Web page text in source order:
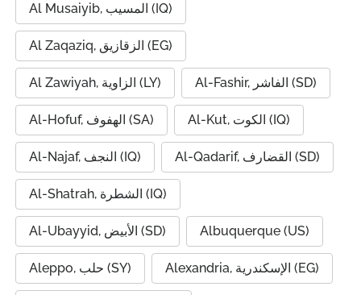
Al Musaiyib, المسيب (IQ)
Al Zaqaziq, الزقازيق (EG)
Al Zawiyah, الزاوية (LY) Al-Fashir, الفاشر (SD)
Al-Hofuf, الهفوف (SA) Al-Kut, الكوت (IQ)
Al-Najaf, النجف (IQ) Al-Qadarif, القضارف (SD)
Al-Shatrah, الشطرة (IQ)
Al-Ubayyid, الأبيض (SD) Albuquerque (US)
Aleppo, حلب (SY) Alexandria, الإسكندرية (EG)